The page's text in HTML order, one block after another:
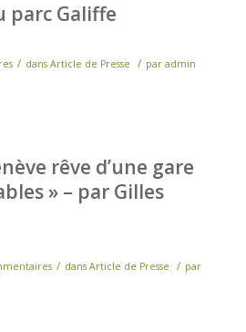
parc Galiffe
/ dans Article de Presse / par admin
rêve d’une gare
» – par Gilles
/ dans Article de Presse / par